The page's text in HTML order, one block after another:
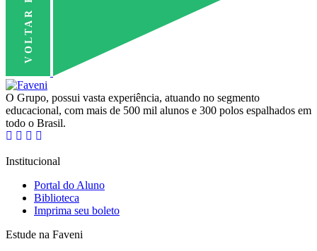
O Grupo, possui vasta experiência, atuando no segmento
educacional, com mais de 500 mil alunos e 300 polos espalhados em
todo o Brasil.
Institucional
Portal do Aluno
Biblioteca
Imprima seu boleto
Estude na Faveni